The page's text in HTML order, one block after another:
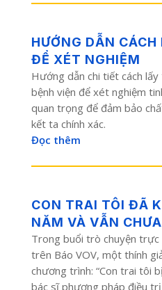
HƯỚNG DẪN
ĐỂ XÉT NGHIỆM
Hướng dẫn chi tiết cách
bệnh viện để xét nghiệm
quan trọng để đảm bảo
kết ta chính xác.
Đọc thêm
CON TRAI TÔI ĐÃ
NĂM VÀ VẪN
Trong buổi trò chuyện trực
trên Báo VOV, một thính
chương trình: “Con trai tôi
bác sĩ phương pháp điều